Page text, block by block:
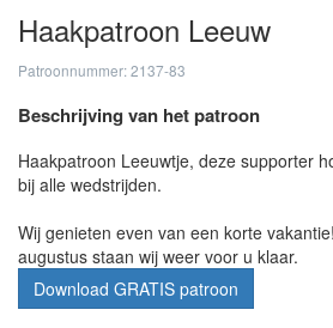
Haakpatroon Leeuw
Patroonnummer: 2137-83
Beschrijving van het patroon
Haakpatroon Leeuwtje, deze supporter
bij alle wedstrijden.
Wij genieten even van een korte
augustus staan wij weer voor u klaar.
Download GRATIS patroon